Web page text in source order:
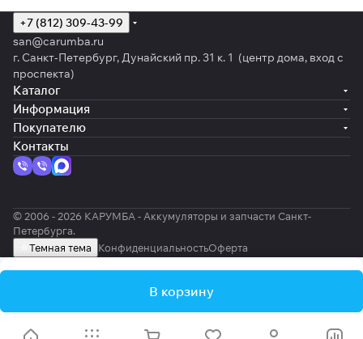
В корзину
+7 (812) 309-43-99
san@carumba.ru
г. Санкт-Петербург, Дунайский пр. 31 к. 1 (центр дома, вход с
проспекта)
Каталог
Информация
Покупателю
Контакты
© 2006 - 2026 КАРУМБА - Аккумуляторы и запчасти Санкт-
Петербурга.
Темная тема КонфиденциальностьОферта